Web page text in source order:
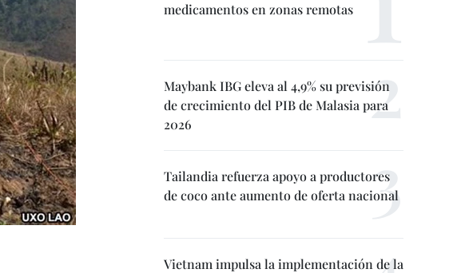
medicamentos en zonas remotas
Maybank IBG eleva al 4,9% su previsión
de crecimiento del PIB de Malasia para
2026
Tailandia refuerza apoyo a productores
de coco ante aumento de oferta nacional
Vietnam impulsa la implementación de la